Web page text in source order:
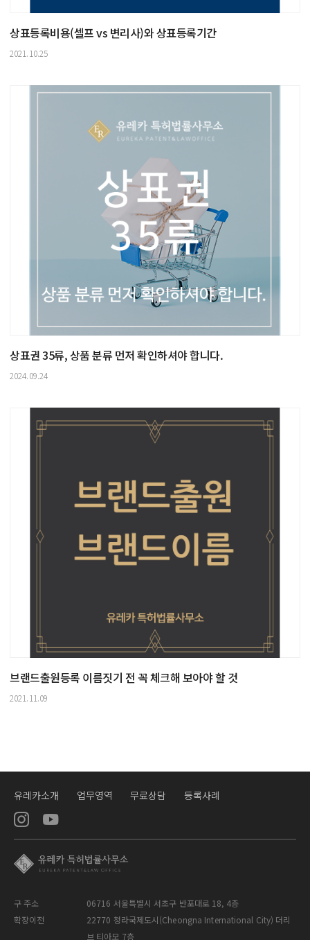
상표등록비용(셀프 vs 변리사)와 상표등록기간
2021.10.25
상표권 35류, 상품 분류 먼저 확인하셔야 합니다.
2024.09.24
브랜드출원등록 이름짓기 전 꼭 체크해 보아야 할 것
2021.11.09
유레카소개 업무영역 무료상담 등록사례
구 주소
06716 서울특별시 서초구 반포대로 18, 4층
확장이전
22770 청라국제도시(Cheongna International City) 더리
브 티아모 7층